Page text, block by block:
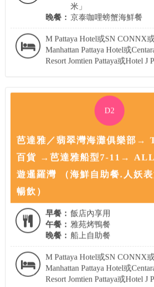
米」
晚餐： 京泰咖哩螃蟹海鮮餐
M Pattaya Hotel或SN CONNX
Manhattan Pattaya Hotel或
Resort Jomtien Pattaya或Hotel J
D2
芭達雅／翡翠灣海灘俱樂部→
百貨 →芭達雅船型7-11→
遊暹羅灣 （海鮮自助餐.人妖
暢飲）
早餐： 飯店內享用
午餐： 雅苑烤鴨餐
晚餐： 船上自助餐
M Pattaya Hotel或SN CONNX
Manhattan Pattaya Hotel或
Resort Jomtien Pattaya或Hotel J